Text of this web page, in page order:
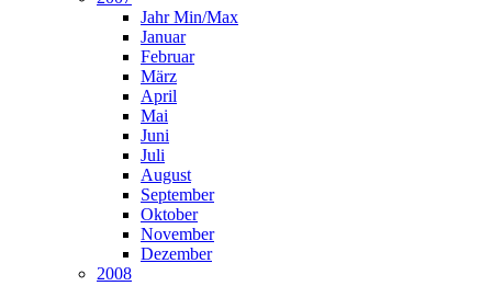
Jahr Min/Max
Januar
Februar
März
April
Mai
Juni
Juli
August
September
Oktober
November
Dezember
2008